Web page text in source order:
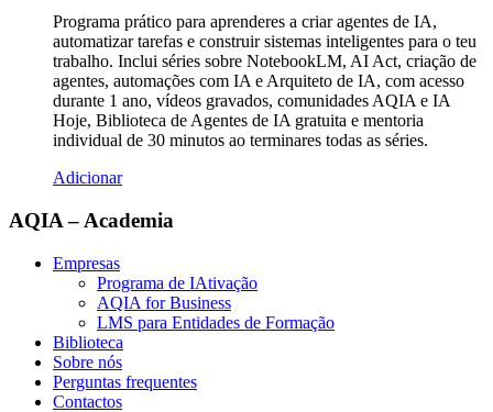
Programa prático para aprenderes a criar agentes de IA,
automatizar tarefas e construir sistemas inteligentes para o teu
trabalho. Inclui séries sobre NotebookLM, AI Act, criação de
agentes, automações com IA e Arquiteto de IA, com acesso
durante 1 ano, vídeos gravados, comunidades AQIA e IA
Hoje, Biblioteca de Agentes de IA gratuita e mentoria
individual de 30 minutos ao terminares todas as séries.
Adicionar
AQIA – Academia
Empresas
Programa de IAtivação
AQIA for Business
LMS para Entidades de Formação
Biblioteca
Sobre nós
Perguntas frequentes
Contactos